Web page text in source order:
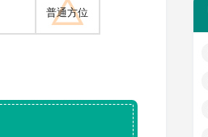
普通方位